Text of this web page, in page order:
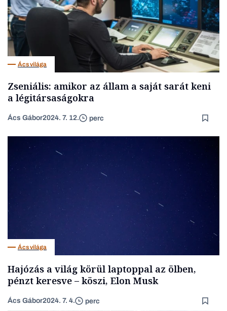
Ács világa
Zseniális: amikor az állam a saját sarát keni
a légitársaságokra
Ács Gábor2024. 7. 12. perc
Ács világa
Hajózás a világ körül laptoppal az ölben,
pénzt keresve – köszi, Elon Musk
Ács Gábor2024. 7. 4. perc